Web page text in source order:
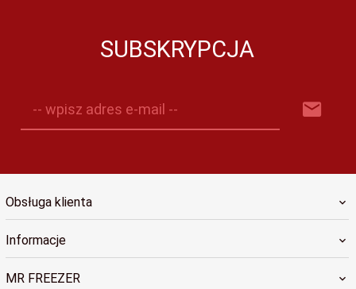
SUBSKRYPCJA
-- wpisz adres e-mail --
Obsługa klienta
Informacje
MR FREEZER